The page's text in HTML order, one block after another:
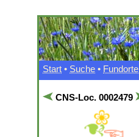
Start • Suche • Fundorte
CNS-Loc. 0002479